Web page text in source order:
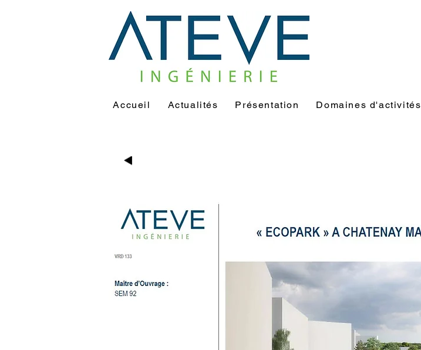
Accueil Actualités Présentation Domaines d'activités